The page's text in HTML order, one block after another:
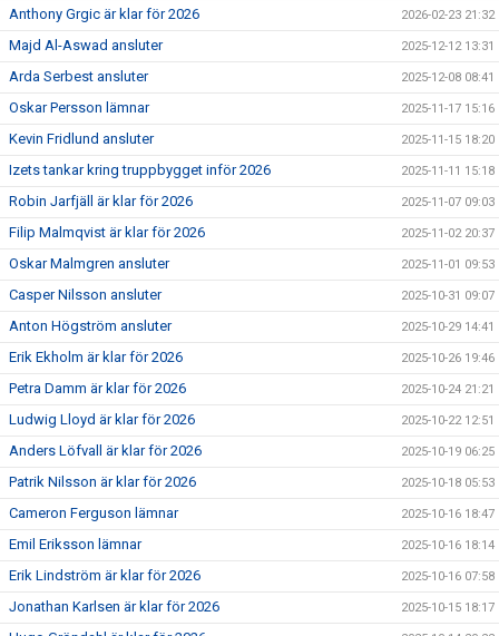
Anthony Grgic är klar för 2026 2026-02-23 21:32
Majd Al-Aswad ansluter 2025-12-12 13:31
Arda Serbest ansluter 2025-12-08 08:41
Oskar Persson lämnar 2025-11-17 15:16
Kevin Fridlund ansluter 2025-11-15 18:20
Izets tankar kring truppbygget inför 2026 2025-11-11 15:18
Robin Jarfjäll är klar för 2026 2025-11-07 09:03
Filip Malmqvist är klar för 2026 2025-11-02 20:37
Oskar Malmgren ansluter 2025-11-01 09:53
Casper Nilsson ansluter 2025-10-31 09:07
Anton Högström ansluter 2025-10-29 14:41
Erik Ekholm är klar för 2026 2025-10-26 19:46
Petra Damm är klar för 2026 2025-10-24 21:21
Ludwig Lloyd är klar för 2026 2025-10-22 12:51
Anders Löfvall är klar för 2026 2025-10-19 06:25
Patrik Nilsson är klar för 2026 2025-10-18 05:53
Cameron Ferguson lämnar 2025-10-16 18:47
Emil Eriksson lämnar 2025-10-16 18:14
Erik Lindström är klar för 2026 2025-10-16 07:58
Jonathan Karlsen är klar för 2026 2025-10-15 18:17